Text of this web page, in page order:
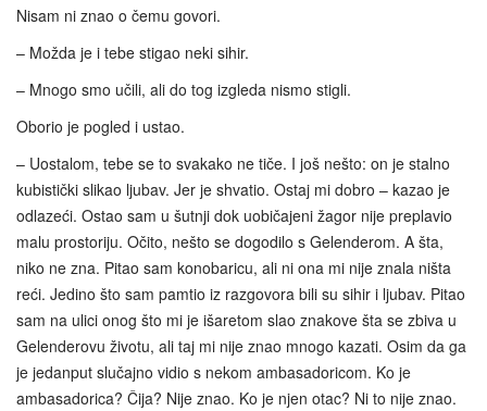
Nisam ni znao o čemu govori.
– Možda je i tebe stigao neki sihir.
– Mnogo smo učili, ali do tog izgleda nismo stigli.
Oborio je pogled i ustao.
– Uostalom, tebe se to svakako ne tiče. I još nešto: on je stalno
kubistički slikao ljubav. Jer je shvatio. Ostaj mi dobro – kazao je
odlazeći. Ostao sam u šutnji dok uobičajeni žagor nije preplavio
malu prostoriju. Očito, nešto se dogodilo s Gelenderom. A šta,
niko ne zna. Pitao sam konobaricu, ali ni ona mi nije znala ništa
reći. Jedino što sam pamtio iz razgovora bili su sihir i ljubav. Pitao
sam na ulici onog što mi je išaretom slao znakove šta se zbiva u
Gelenderovu životu, ali taj mi nije znao mnogo kazati. Osim da ga
je jedanput slučajno vidio s nekom ambasadoricom. Ko je
ambasadorica? Čija? Nije znao. Ko je njen otac? Ni to nije znao.